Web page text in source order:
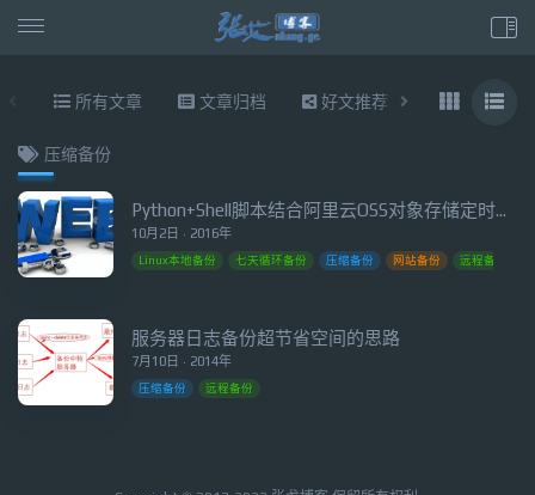
所有文章 文章归档 好文推荐 东拉西扯
压缩备份
10月2日 · 2016年
Python+Shell脚本结合阿里云OSS对象存储定时远程备份网站
Linux本地备份 七天循环备份 压缩备份 网站备份 远程备份
7月10日 · 2014年
服务器日志备份超节省空间的思路
压缩备份 远程备份